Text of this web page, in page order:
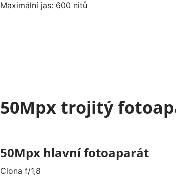
Maximální jas: 600 nitů
50Mpx trojitý
50Mpx hlavní fotoaparát
Clona f/1,8